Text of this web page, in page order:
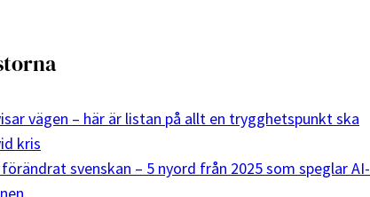
vägen – här är listan på allt en trygghetspunkt ska
kris
förändrat svenskan – 5 nyord från 2025 som speglar AI-